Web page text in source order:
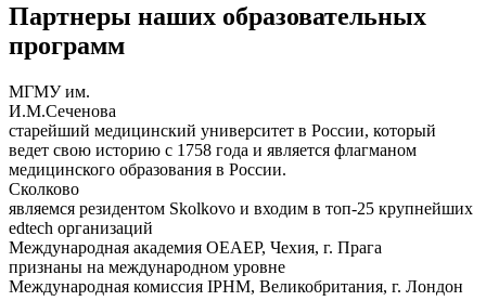
Партнеры наших образовательных
программ
МГМУ им.
И.М.Сеченова
старейший медицинский университет в России, который
ведет свою историю с 1758 года и является флагманом
медицинского образования в России.
Сколково
являемся резидентом Skolkovo и входим в топ-25 крупнейших
edtech организаций
Международная академия ОЕАЕР, Чехия, г. Прага
признаны на международном уровне
Международная комиссия IPHM, Великобритания, г. Лондон